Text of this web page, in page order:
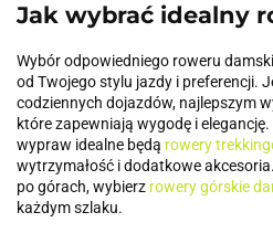
Jak wybrać idealny
Wybór odpowiedniego roweru
od Twojego stylu jazdy i preferencji.
codziennych dojazdów, najlepszym
które zapewniają wygodę i elegancję.
wypraw idealne będą rowery
wytrzymałość i dodatkowe
po górach, wybierz rowery górskie
każdym szlaku.